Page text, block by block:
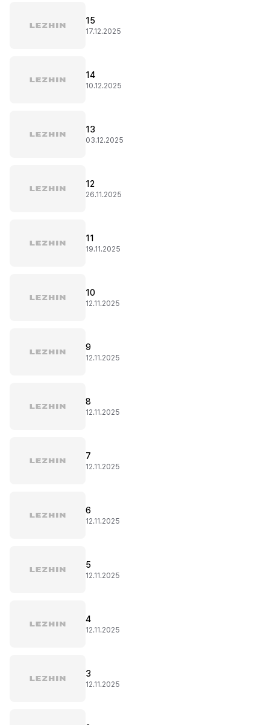
15
17.12.2025
14
10.12.2025
13
03.12.2025
12
26.11.2025
11
19.11.2025
10
12.11.2025
9
12.11.2025
8
12.11.2025
7
12.11.2025
6
12.11.2025
5
12.11.2025
4
12.11.2025
3
12.11.2025